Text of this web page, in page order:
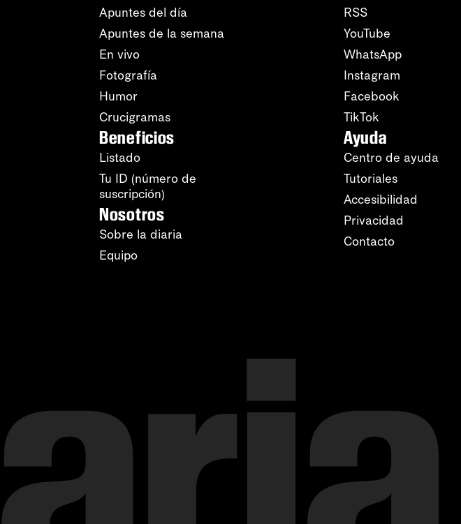
Apuntes del día
Apuntes de la semana
En vivo
Fotografía
Humor
Crucigramas
Beneficios
Listado
Tu ID (número de
suscripción)
Nosotros
Sobre la diaria
Equipo
RSS
YouTube
WhatsApp
Instagram
Facebook
TikTok
Ayuda
Centro de ayuda
Tutoriales
Accesibilidad
Privacidad
Contacto